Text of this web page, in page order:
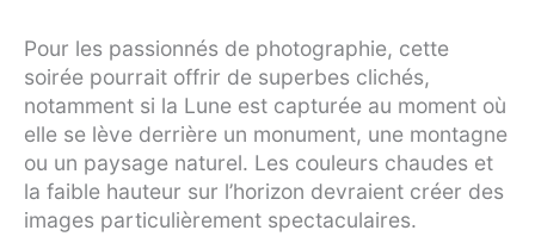
Pour les passionnés de photographie, cette
soirée pourrait offrir de superbes clichés,
notamment si la Lune est capturée au moment où
elle se lève derrière un monument, une montagne
ou un paysage naturel. Les couleurs chaudes et
la faible hauteur sur l’horizon devraient créer des
images particulièrement spectaculaires.